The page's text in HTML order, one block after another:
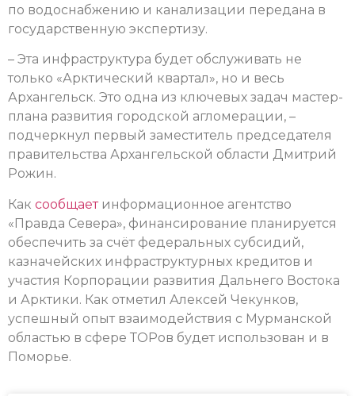
по водоснабжению и канализации передана в
государственную экспертизу.
– Эта инфраструктура будет обслуживать не
только «Арктический квартал», но и весь
Архангельск. Это одна из ключевых задач мастер-
плана развития городской агломерации, –
подчеркнул первый заместитель председателя
правительства Архангельской области Дмитрий
Рожин.
Как сообщаетинформационное агентство
«Правда Севера», финансирование планируется
обеспечить за счёт федеральных субсидий,
казначейских инфраструктурных кредитов и
участия Корпорации развития Дальнего Востока
и Арктики. Как отметил Алексей Чекунков,
успешный опыт взаимодействия с Мурманской
областью в сфере ТОРов будет использован и в
Поморье.